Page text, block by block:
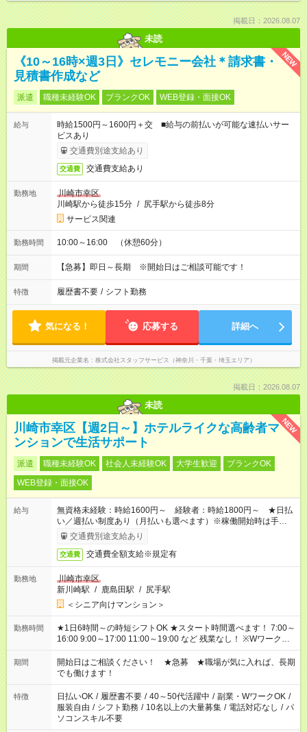
掲載日：2026.08.07
未読
NEW
《10～16時×週3日》セレモニー会社＊請求書・
見積書作成など
派遣 職種未経験OK ブランクOK WEB登録・面接OK
給与
時給1500円～1600円＋交 ■給与の前払いが可能な速払いサー
ビスあり
交通費別途支給あり
交通費 交通費支給あり
勤務地
川崎市幸区
川崎駅から徒歩15分 / 尻手駅から徒歩8分
サービス関連
勤務時間 10:00～16:00 （休憩60分）
期間 【急募】即日～長期 ※開始日はご相談可能です！
特徴 履歴書不要 / シフト勤務
気になる！ 応募する 詳細へ
掲載元企業名 株式会社スタッフサービス（神奈川・千葉・埼玉エリア）
掲載日：2026.08.07
未読
NEW
川崎市幸区【週2日～】ホテルライクな高齢者マ
ンションで生活サポート
派遣 職種未経験OK 社会人未経験OK 大学生歓迎
ブランクOK
WEB登録・面接OK
給与
無資格未経験：時給1600円～ 経験者：時給1800円～ ★日払
い／週払い制度あり（月払いも選べます）※稼働開始時は手続き
完了次第のお支払いとなります。
交通費別途支給あり
交通費 交通費全額支給※規定有
勤務地
川崎市幸区
新川崎駅 / 鹿島田駅 / 尻手駅
＜シニア向けマンション＞
勤務時間
★1日6時間～の時短シフトOK ★スタート時間選べます！ 7:00～
16:00 9:00～17:00 11:00～19:00 など 残業なし！ ※Wワークの
場合、他のお仕事と合わせ週40時間超の就業はご案内できませ
ん ※法令に基づき、週20時間以上勤務は社会保険への加入対象
となります ※労働者派遣法（日雇い派遣の原則禁止）により、
短時間・短期間の就業はご案内が難しい場合があります
期間
開始日はご相談ください！ ★急募 ★職場が気に入れば、長期
でも働けます！
特徴 日払いOK / 履歴書不要 / 40～50代活躍中 / 副業・WワークOK /
服装自由 / シフト勤務 / 10名以上の大量募集 / 電話対応なし / パ
ソコンスキル不要